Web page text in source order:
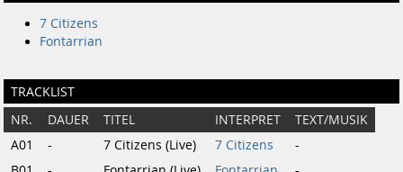
7 Citizens
Fontarrian
TRACKLIST
NR. DAUER TITEL INTERPRET
TEXT/MUSIK
A01
- 7 Citizens (Live) 7 Citizens
-